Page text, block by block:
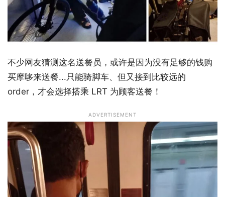
不少网友猜测这名送餐员，或许是因为没有足够的钱购
买摩哆来送餐...只能骑脚车、但又接到比较远的
order，才会选择搭乘 LRT 为顾客送餐！
ADVERTISEMENT